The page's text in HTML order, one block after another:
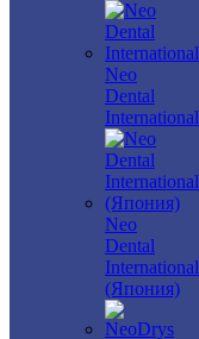
Neo
Dental
International
Neo
Dental
International
(Япония)